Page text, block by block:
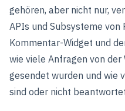
gehören, aber nicht nur,
APIs und Subsysteme von
Kommentar-Widget und
wie viele Anfragen von
gesendet wurden und wie
sind oder nicht